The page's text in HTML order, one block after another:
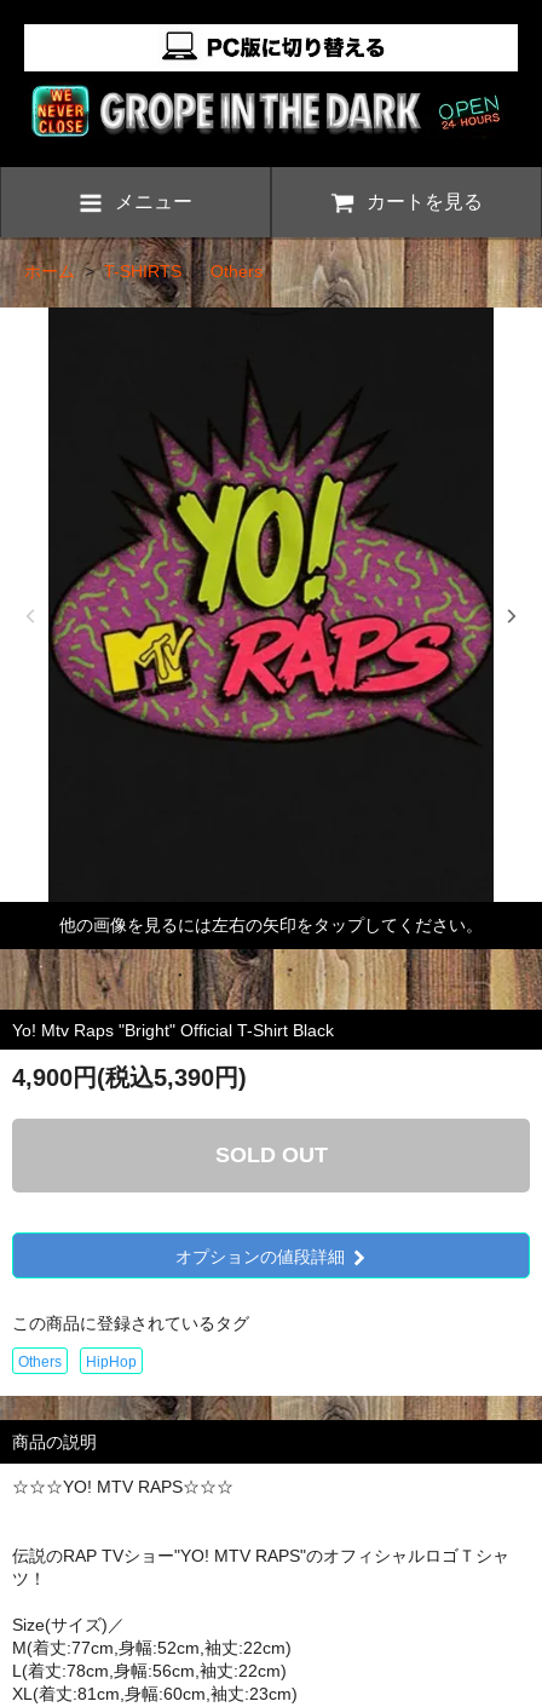
メニュー カートを見る
ホーム>T-SHIRTS>Others
他の画像を見るには左右の矢印をタップしてください。
Yo! Mtv Raps "Bright" Official T-Shirt Black
4,900円(税込5,390円)
SOLD OUT
オプションの値段詳細
この商品に登録されているタグ
Others HipHop
商品の説明
☆☆☆YO! MTV RAPS☆☆☆
伝説のRAP TVショー"YO! MTV RAPS"のオフィシャルロゴＴシャ
ツ！
Size(サイズ)／
M(着丈:77cm,身幅:52cm,袖丈:22cm)
L(着丈:78cm,身幅:56cm,袖丈:22cm)
XL(着丈:81cm,身幅:60cm,袖丈:23cm)